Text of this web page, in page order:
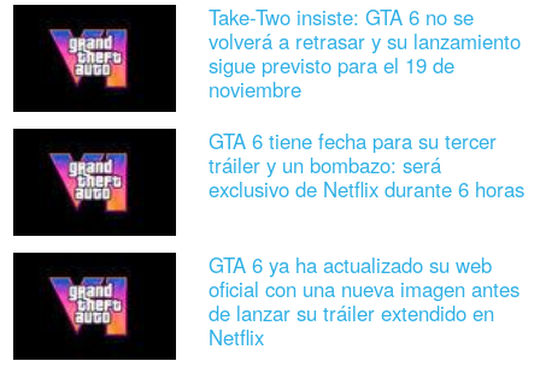
Take-Two insiste: GTA 6 no se
volverá a retrasar y su lanzamiento
sigue previsto para el 19 de
noviembre
GTA 6 tiene fecha para su tercer
tráiler y un bombazo: será
exclusivo de Netflix durante 6 horas
GTA 6 ya ha actualizado su web
oficial con una nueva imagen antes
de lanzar su tráiler extendido en
Netflix